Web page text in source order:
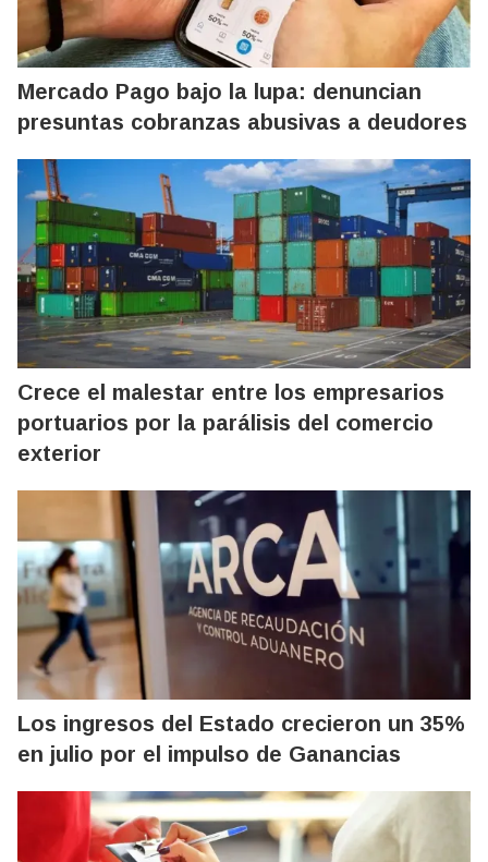
Mercado Pago bajo la lupa: denuncian
presuntas cobranzas abusivas a deudores
Crece el malestar entre los empresarios
portuarios por la parálisis del comercio
exterior
Los ingresos del Estado crecieron un 35%
en julio por el impulso de Ganancias